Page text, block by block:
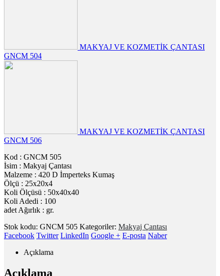
MAKYAJ VE KOZMETİK ÇANTASI
GNCM 504
MAKYAJ VE KOZMETİK ÇANTASI
GNCM 506
Kod : GNCM 505
İsim : Makyaj Çantası
Malzeme : 420 D İmperteks Kumaş
Ölçü : 25x20x4
Koli Ölçüsü : 50x40x40
Koli Adedi : 100
adet Ağırlık : gr.
Stok kodu: GNCM 505 Kategoriler: Makyaj Çantası
Facebook Twitter LinkedIn Google + E-posta Naber
Açıklama
Açıklama